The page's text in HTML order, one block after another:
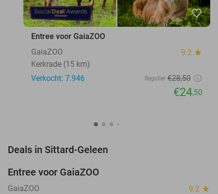
favorite_border
Entree voor GaiaZOO
GaiaZOO
9.2 star
Kerkrade (15 km)
Verkocht: 7.946
Regulier €28,50
€24,50
Deals in Sittard-Geleen
Entree voor GaiaZOO
GaiaZOO 9.2 star